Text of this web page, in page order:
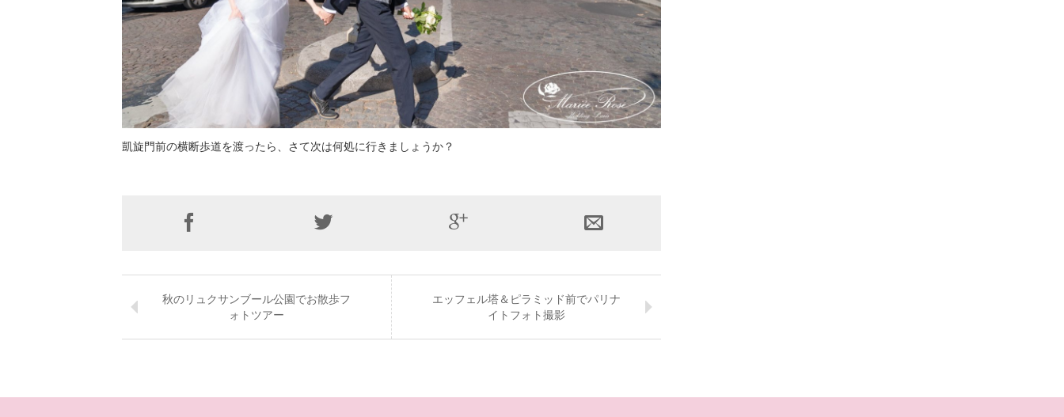
凱旋門前の横断歩道を渡ったら、さて次は何処に行きましょうか？
秋のリュクサンブール公園でお散歩フ
ォトツアー
エッフェル塔＆ピラミッド前でパリナ
イトフォト撮影